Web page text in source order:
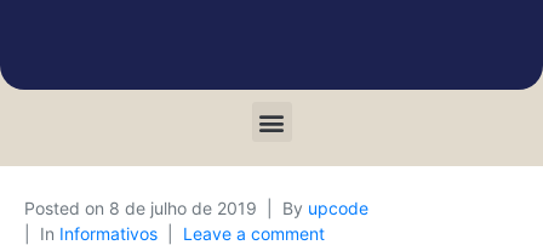
Posted on 8 de julho de 2019 By upcode
In Informativos Leave a comment